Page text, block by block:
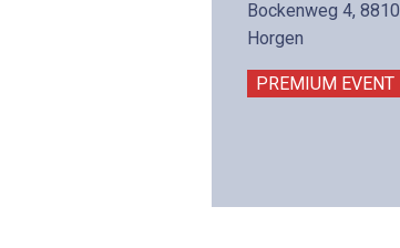
Bockenweg 4, 8810
Horgen
PREMIUM EVENT